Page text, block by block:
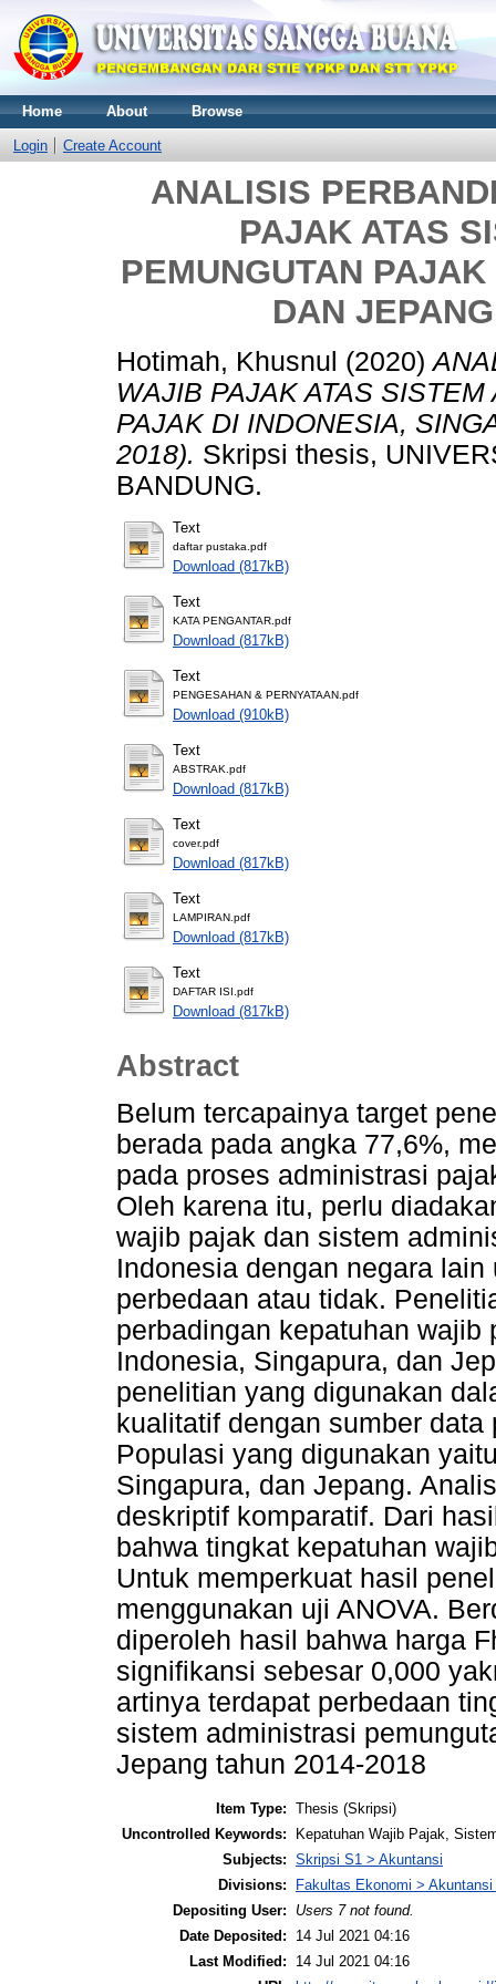
Home About Browse
Login Create Account
ANALISIS
PAJAK ATAS
PEMUNGUTAN
DAN
Hotimah, Khusnul (2020)
WAJIB PAJAK ATAS
PAJAK DI INDONESIA,
2018). Skripsi thesis,
BANDUNG.
Text
daftar pustaka.pdf
Download (817kB)
Text
KATA PENGANTAR.pdf
Download (817kB)
Text
PENGESAHAN & PERNYATAAN.pdf
Download (910kB)
Text
ABSTRAK.pdf
Download (817kB)
Text
cover.pdf
Download (817kB)
Text
LAMPIRAN.pdf
Download (817kB)
Text
DAFTAR ISI.pdf
Download (817kB)
Abstract
Belum tercapainya target
berada pada angka 77,6%,
pada proses administrasi
Oleh karena itu, perlu
wajib pajak dan sistem
Indonesia dengan negara
perbedaan atau tidak.
perbadingan kepatuhan
Indonesia, Singapura, dan
penelitian yang digunakan
kualitatif dengan sumber
Populasi yang digunakan
Singapura, dan Jepang.
deskriptif komparatif. Dari
bahwa tingkat kepatuhan
Untuk memperkuat hasil
menggunakan uji ANOVA.
diperoleh hasil bahwa harga
signifikansi sebesar 0,000
artinya terdapat perbedaan
sistem administrasi
Jepang tahun 2014-2018
Item Type: Thesis (Skripsi)
Uncontrolled Keywords:
Kepatuhan Wajib Pajak,
Subjects: Skripsi S1 > Akuntansi
Divisions:
Fakultas Ekonomi > Akuntansi
Depositing User:
Users 7 not found.
Date Deposited:
14 Jul 2021 04:16
Last Modified:
14 Jul 2021 04:16